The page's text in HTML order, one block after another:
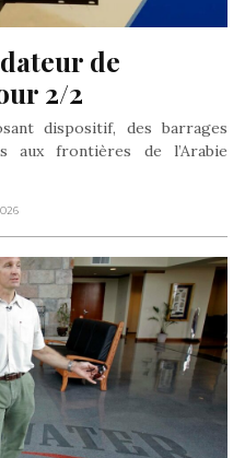
de
2/2
dispositif, des barrages
aux frontières de l’Arabie